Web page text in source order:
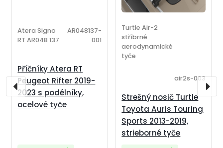
Příčníky Atera RT
Peugeot Rifter 2019-
2023 s podélníky,
ocelové tyče
Atera Signo
RT AR048 137
AR048137-
001
Strešný nosič Turtle
Toyota Auris Touring
Sports 2013-2019,
strieborné tyče
Turtle Air-2
stříbrné
aerodynamické
tyče
air2s-003